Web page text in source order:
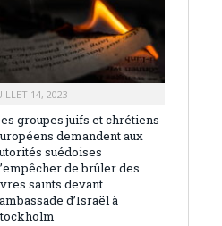
14, 2023
groupes juifs et chrétiens
demandent aux
suédoises
de brûler des
saints devant
d’Israël à